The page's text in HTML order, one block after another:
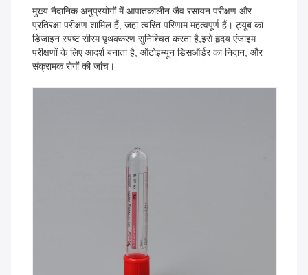
मुख्य नैदानिक अनुप्रयोगों में आपातकालीन जैव रसायन परीक्षण और
प्रतिरक्षा परीक्षण शामिल हैं, जहां त्वरित परिणाम महत्वपूर्ण हैं। ट्यूब का
डिजाइन स्पष्ट सीरम पृथक्करण सुनिश्चित करता है,इसे हृदय एंजाइम
परीक्षणों के लिए आदर्श बनाता है, ऑटोइम्यून डिसऑर्डर का निदान, और
संक्रामक रोगों की जांच।